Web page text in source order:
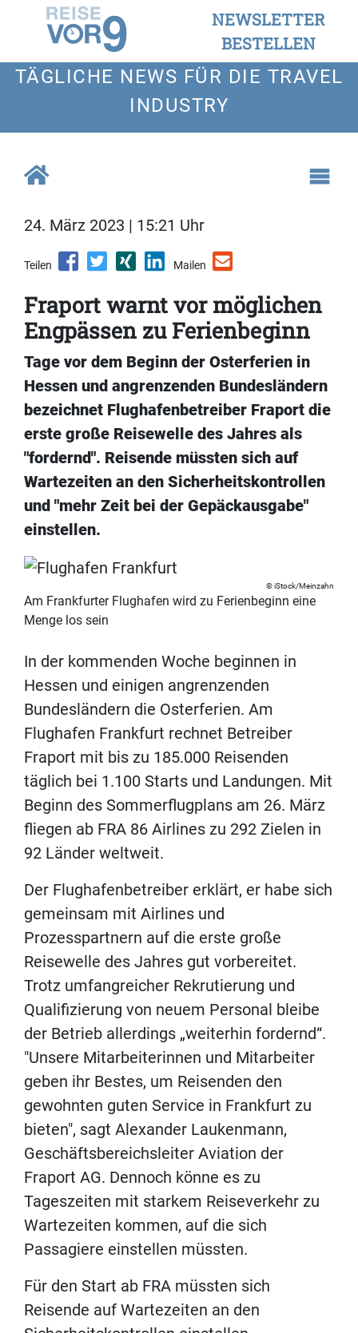
NEWSLETTER
BESTELLEN
TÄGLICHE NEWS FÜR DIE TRAVEL
INDUSTRY
24. März 2023 | 15:21 Uhr
Teilen Mailen
Fraport warnt vor möglichen
Engpässen zu Ferienbeginn
Tage vor dem Beginn der Osterferien in
Hessen und angrenzenden Bundesländern
bezeichnet Flughafenbetreiber Fraport die
erste große Reisewelle des Jahres als
"fordernd". Reisende müssten sich auf
Wartezeiten an den Sicherheitskontrollen
und "mehr Zeit bei der Gepäckausgabe"
einstellen.
iStock/Meinzahn
Am Frankfurter Flughafen wird zu Ferienbeginn eine
Menge los sein
In der kommenden Woche beginnen in
Hessen und einigen angrenzenden
Bundesländern die Osterferien. Am
Flughafen Frankfurt rechnet Betreiber
Fraport mit bis zu 185.000 Reisenden
täglich bei 1.100 Starts und Landungen. Mit
Beginn des Sommerflugplans am 26. März
fliegen ab FRA 86 Airlines zu 292 Zielen in
92 Länder weltweit.
Der Flughafenbetreiber erklärt, er habe sich
gemeinsam mit Airlines und
Prozesspartnern auf die erste große
Reisewelle des Jahres gut vorbereitet.
Trotz umfangreicher Rekrutierung und
Qualifizierung von neuem Personal bleibe
der Betrieb allerdings „weiterhin fordernd“.
"Unsere Mitarbeiterinnen und Mitarbeiter
geben ihr Bestes, um Reisenden den
gewohnten guten Service in Frankfurt zu
bieten", sagt Alexander Laukenmann,
Geschäftsbereichsleiter Aviation der
Fraport AG. Dennoch könne es zu
Tageszeiten mit starkem Reiseverkehr zu
Wartezeiten kommen, auf die sich
Passagiere einstellen müssten.
Für den Start ab FRA müssten sich
Reisende auf Wartezeiten an den